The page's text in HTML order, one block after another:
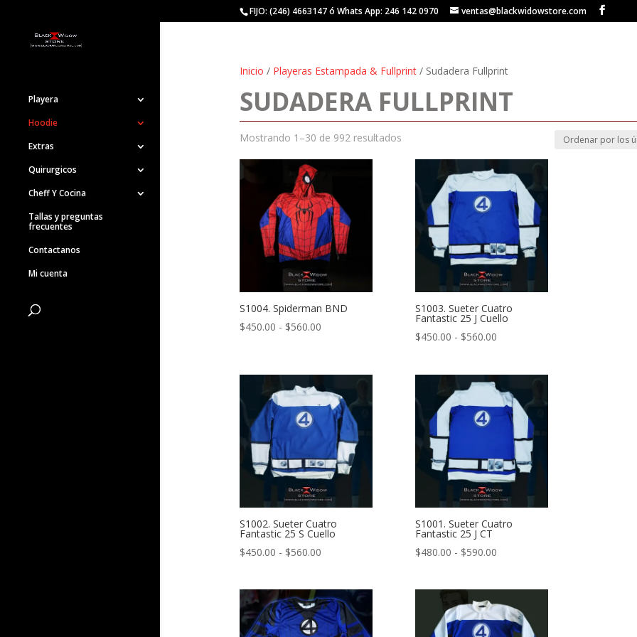
FIJO: (246) 4663147 ó Whats App: 246 142 0970 ventas@blackwidowstore.com
Playera
Hoodie
Extras
Quirurgicos
Cheff Y Cocina
Tallas y preguntas
frecuentes
Contactanos
Mi cuenta
Inicio / Playeras Estampada & Fullprint/ Sudadera Fullprint
SUDADERA FULLPRINT
Mostrando 1–30 de 992 resultadosOrdenado
últimos
S1004. Spiderman BND
$450.00 - $560.00Rango
desde
$450.00
hasta
$560.00
S1003. Sueter Cuatro
Fantastic 25 J Cuello
$450.00 - $560.00Rango
desde
$450.00
hasta
$560.00
S1002. Sueter Cuatro
Fantastic 25 S Cuello
$450.00 - $560.00Rango
desde
$450.00
hasta
S1001. Sueter Cuatro
Fantastic 25 J CT
$480.00 - $590.00Rango
$480.00
hasta